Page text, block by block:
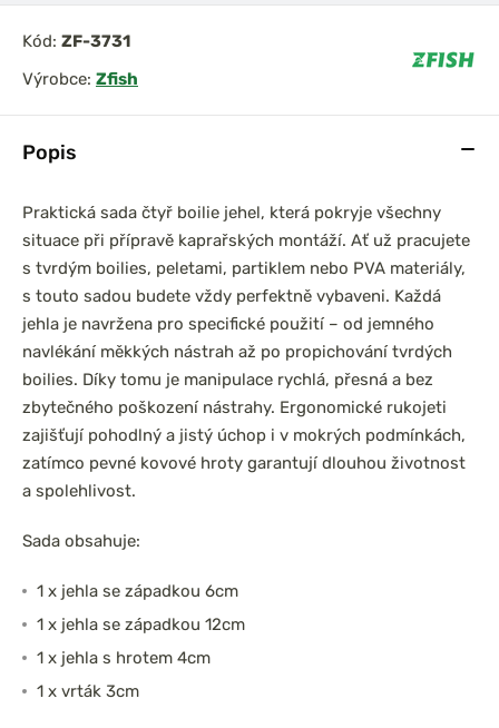
Popis
Praktická sada čtyř boilie jehel, která pokryje všechny
situace při přípravě kaprařských montáží. Ať už pracujete
s tvrdým boilies, peletami, partiklem nebo PVA materiály,
s touto sadou budete vždy perfektně vybaveni. Každá
jehla je navržena pro specifické použití – od jemného
navlékání měkkých nástrah až po propichování tvrdých
boilies. Díky tomu je manipulace rychlá, přesná a bez
zbytečného poškození nástrahy. Ergonomické rukojeti
zajišťují pohodlný a jistý úchop i v mokrých podmínkách,
zatímco pevné kovové hroty garantují dlouhou životnost
a spolehlivost.
Sada obsahuje:
1 x jehla se západkou 6cm
1 x jehla se západkou 12cm
1 x jehla s hrotem 4cm
1 x vrták 3cm
Kód: ZF-3731
Výrobce: Zfish